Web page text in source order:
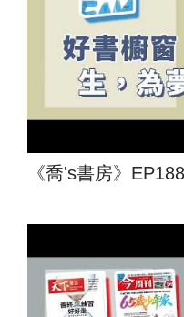
《喬's書房》